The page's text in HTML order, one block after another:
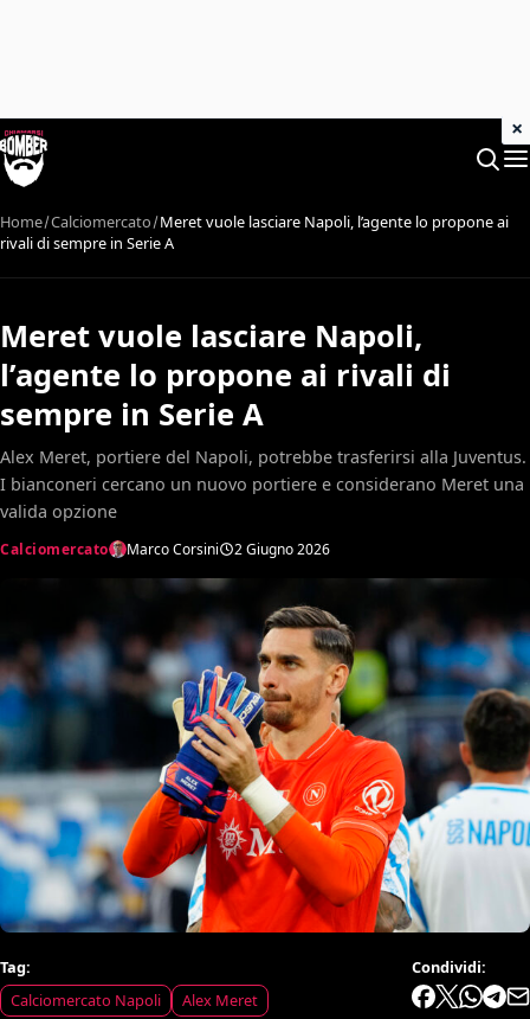
Home Calciomercato Meret vuole lasciare Napoli, l’agente lo propone ai
rivali di sempre in Serie A
Meret vuole lasciare Napoli,
l’agente lo propone ai rivali di
sempre in Serie A
Alex Meret, portiere del Napoli, potrebbe trasferirsi alla Juventus.
I bianconeri cercano un nuovo portiere e considerano Meret una
valida opzione
Calciomercato Marco Corsini 2 Giugno 2026
Tag:
Calciomercato Napoli
Alex Meret
Condividi:
×